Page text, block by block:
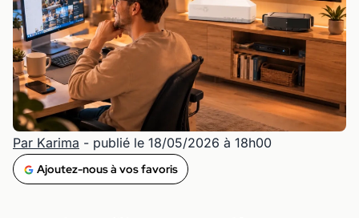
Par Karima - publié le 18/05/2026 à 18h00
Ajoutez-nous à vos favoris